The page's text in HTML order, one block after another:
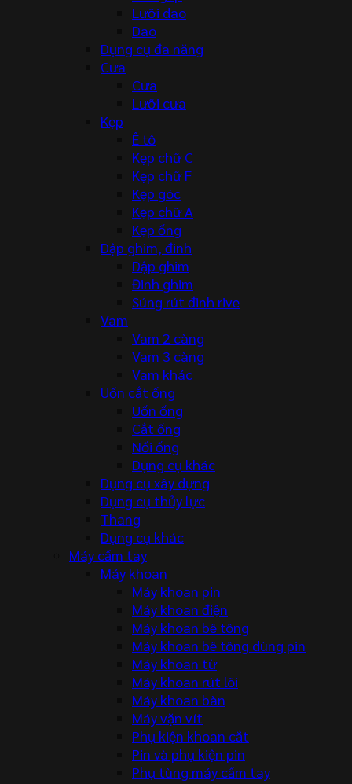
Lưỡi dao
Dao
Dụng cụ đa năng
Cưa
Cưa
Lưỡi cưa
Kẹp
Ê tô
Kẹp chữ C
Kẹp chữ F
Kẹp góc
Kẹp chữ A
Kẹp ống
Dập ghim, đinh
Dập ghim
Đinh ghim
Súng rút đinh rive
Vam
Vam 2 càng
Vam 3 càng
Vam khác
Uốn cắt ống
Uốn ống
Cắt ống
Nối ống
Dụng cụ khác
Dụng cụ xây dựng
Dụng cụ thủy lực
Thang
Dụng cụ khác
Máy cầm tay
Máy khoan
Máy khoan pin
Máy khoan điện
Máy khoan bê tông
Máy khoan bê tông dùng pin
Máy khoan từ
Máy khoan rút lõi
Máy khoan bàn
Máy vặn vít
Phụ kiện khoan cắt
Pin và phụ kiện pin
Phụ tùng máy cầm tay